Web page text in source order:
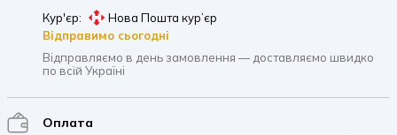
Кур'єр:
Нова Пошта кур’єр
Відправимо сьогодні
Відправляємо в день замовлення — доставляємо швидко
по всій Україні
Оплата